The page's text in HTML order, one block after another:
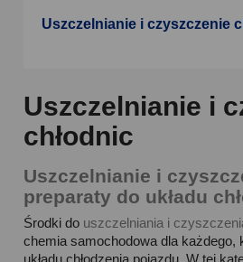
Uszczelnianie i czyszczenie
Uszczelnianie i
chłodnic
Uszczelnianie i
preparaty do układu
Środki do uszczelniania i
chemia samochodowa dla każdego,
układu chłodzenia pojazdu. W tej